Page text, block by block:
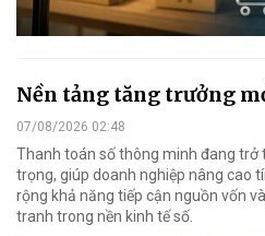
Nền tảng tăng trưởng
07/08/2026 02:48
Thanh toán số thông minh đang trở
trọng, giúp doanh nghiệp nâng cao
rộng khả năng tiếp cận nguồn vốn
tranh trong nền kinh tế số.